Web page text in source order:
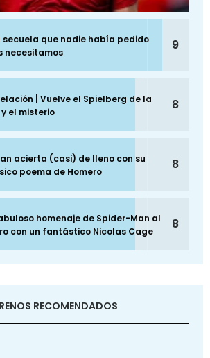
secuela que nadie había pedido
necesitamos
9
| Vuelve el Spielberg de la
el misterio
8
acierta (casi) de lleno con su
poema de Homero
8
homenaje de Spider-Man al
con un fantástico Nicolas Cage
8
RECOMENDADOS